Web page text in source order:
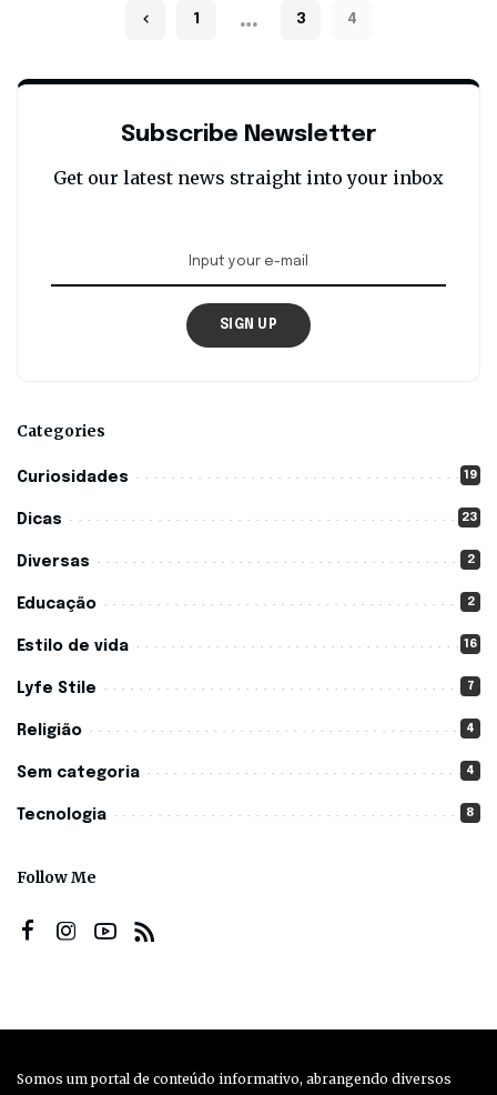
1 … 3 4
Subscribe Newsletter
Get our latest news straight into your inbox
SIGN UP
Categories
Curiosidades 19
Dicas 23
Diversas 2
Educação 2
Estilo de vida 16
Lyfe Stile 7
Religião 4
Sem categoria 4
Tecnologia 8
Follow Me
Somos um portal de conteúdo informativo, abrangendo diversos